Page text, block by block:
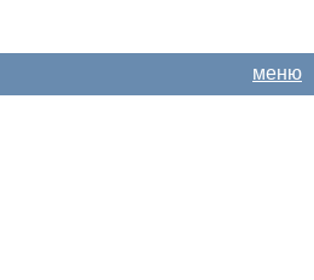
меню